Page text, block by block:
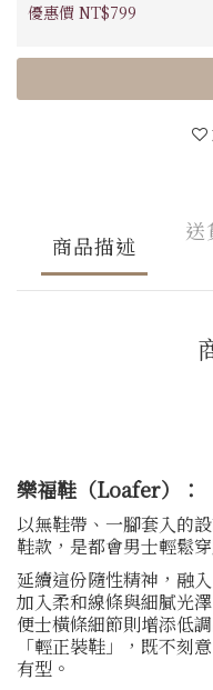
優惠價 NT$799
商品描述
送
樂福鞋（Loafer）：
以無鞋帶、一腳套入的
鞋款，是都會男士輕鬆
延續這份隨性精神，融
加入柔和線條與細膩光
便士橫條細節則增添低
「輕正裝鞋」，既不
有型。